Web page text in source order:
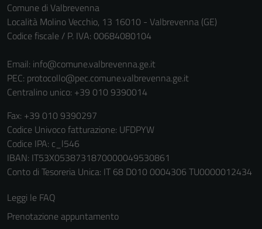
Comune di Valbrevenna
Località Molino Vecchio, 13 16010 - Valbrevenna (GE)
Codice fiscale / P. IVA: 00684080104
Email: info@comune.valbrevenna.ge.it
PEC: protocollo@pec.comune.valbrevenna.ge.it
Centralino unico: +39 010 9390014
Fax: +39 010 9390297
Codice Univoco fatturazione: UFDPYW
Codice IPA: c_l546
IBAN: IT53X0538731870000049530861
Conto di Tesoreria Unica: IT 68 D010 0004306 TU0000012434
Leggi le FAQ
Prenotazione appuntamento
Terze parti
Questi cookie
impostati da
una serie di
Cookie policy
dettagli) e
possono